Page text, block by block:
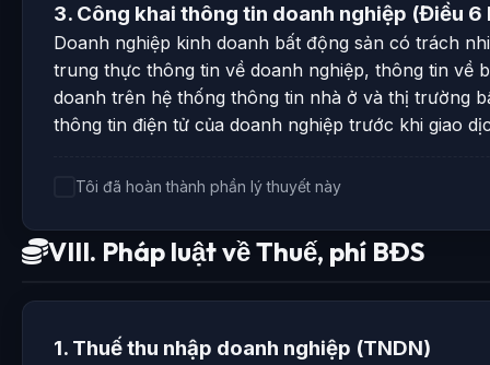
3. Công khai thông tin doanh nghiệp (Điều 6
Doanh nghiệp kinh doanh bất động sản có trách
trung thực thông tin về doanh nghiệp, thông tin về
doanh trên hệ thống thông tin nhà ở và thị trường
thông tin điện tử của doanh nghiệp trước khi giao
Tôi đã hoàn thành phần lý thuyết này
VIII. Pháp luật về Thuế, phí BĐS
1. Thuế thu nhập doanh nghiệp (TNDN)